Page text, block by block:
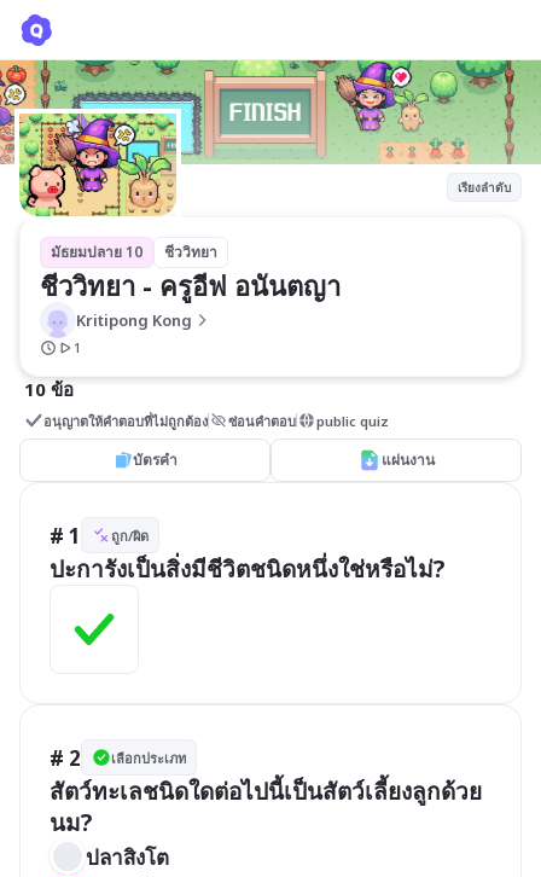
เรียงลำดับ
มัธยมปลาย 10 ชีววิทยา
ชีววิทยา - ครูอีฟ อนันตญา
Kritipong Kong
1
10 ข้อ
อนุญาตให้คำตอบที่ไม่ถูกต้อง ซ่อนคำตอบ public quiz
บัตรคำ แผ่นงาน
# 1 ถูก/ผิด
ปะการังเป็นสิ่งมีชีวิตชนิดหนึ่งใช่หรือไม่?
# 2 เลือกประเภท
สัตว์ทะเลชนิดใดต่อไปนี้เป็นสัตว์เลี้ยงลูกด้วย
นม?
ปลาสิงโต